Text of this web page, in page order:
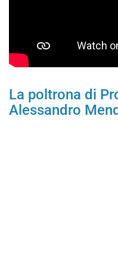
La poltrona di
Alessandro